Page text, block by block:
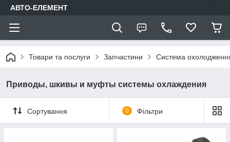
АВТО-ЕЛЕМЕНТ
Товари та послуги Запчастини Система
Приводы, шкивы и муфты системы охлаждения
Сортування 0 Фільтри